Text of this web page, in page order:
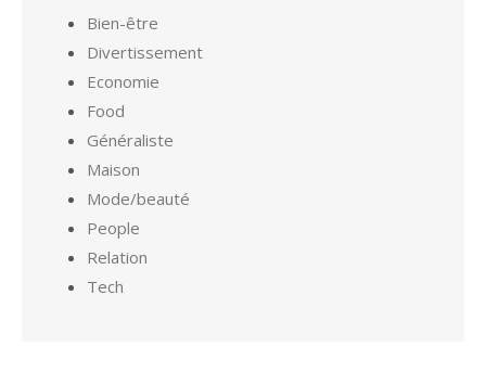
Bien-être
Divertissement
Economie
Food
Généraliste
Maison
Mode/beauté
People
Relation
Tech